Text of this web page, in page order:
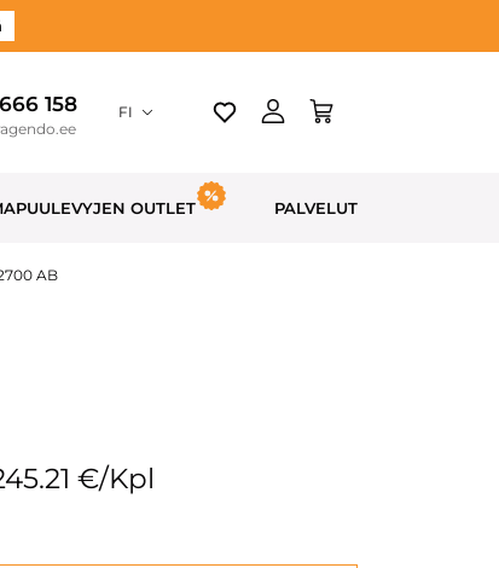
158 FI
OUTLET PALVELUT
AB
€/Kpl